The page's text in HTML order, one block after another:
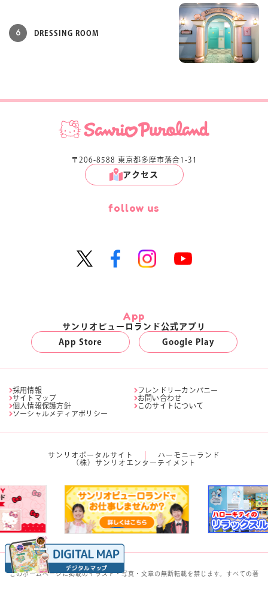
6 DRESSING ROOM
〒206-8588 東京都多摩市落合1-31
アクセス
follow us
App
サンリオピューロランド公式アプリ
App Store
Google Play
採用情報
フレンドリーカンパニー
サイトマップ
お問い合わせ
個人情報保護方針
このサイトについて
ソーシャルメディアポリシー
サンリオポータルサイト
ハーモニーランド
（株）サンリオエンターテイメント
このホームページに掲載のイラスト・写真・文章の無断転載を禁じます。すべての著